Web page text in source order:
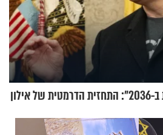
"לכסף לא תהיה משמעות ב-2036": התחזית הדרמטית של אילון